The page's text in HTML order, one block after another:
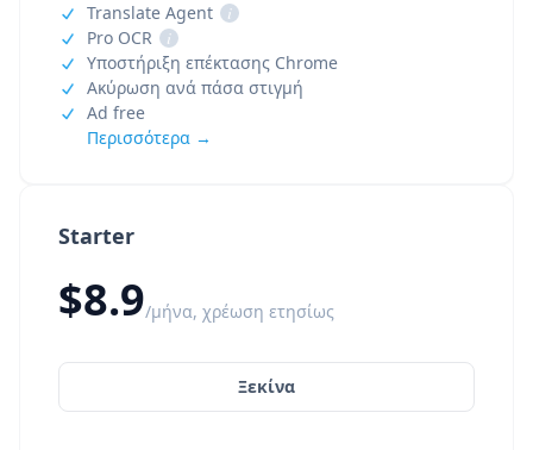
Starter
$8.9/μήνα, χρέωση ετησίως
Ξεκίνα
Translate Agent
i
Pro OCR
i
Υποστήριξη επέκτασης Chrome
Ακύρωση ανά πάσα στιγμή
Ad free
Περισσότερα →